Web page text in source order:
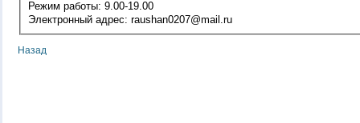
Режим работы: 9.00-19.00
Электронный адрес: raushan0207@mail.ru
Назад